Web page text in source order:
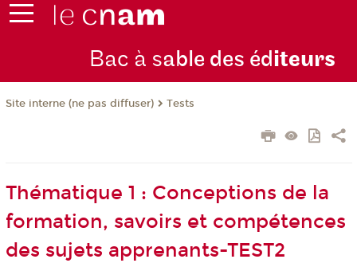
Bac à sable des éditeurs
Site interne (ne pas diffuser) Tests
Thématique 1 : Conceptions de la
formation, savoirs et compétences
des sujets apprenants-TEST2